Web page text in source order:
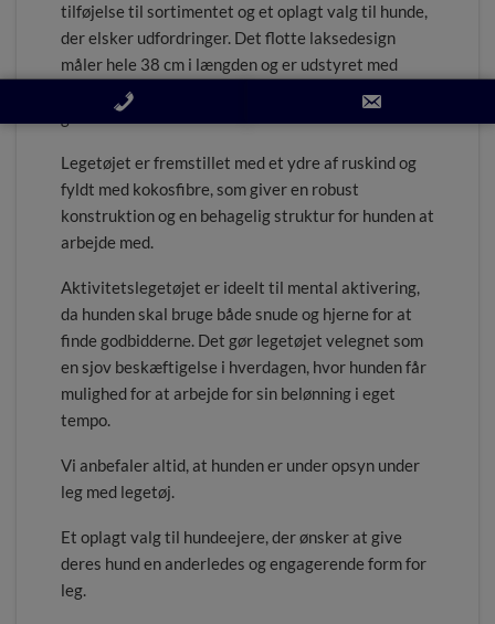
tilføjelse til sortimentet og et oplagt valg til hunde,
der elsker udfordringer. Det flotte laksedesign
måler hele 38 cm i længden og er udstyret med
flapper på begge sider, hvor du kan gemme
godbidder.
Legetøjet er fremstillet med et ydre af ruskind og
fyldt med kokosfibre, som giver en robust
konstruktion og en behagelig struktur for hunden at
arbejde med.
Aktivitetslegetøjet er ideelt til mental aktivering,
da hunden skal bruge både snude og hjerne for at
finde godbidderne. Det gør legetøjet velegnet som
en sjov beskæftigelse i hverdagen, hvor hunden får
mulighed for at arbejde for sin belønning i eget
tempo.
Vi anbefaler altid, at hunden er under opsyn under
leg med legetøj.
Et oplagt valg til hundeejere, der ønsker at give
deres hund en anderledes og engagerende form for
leg.